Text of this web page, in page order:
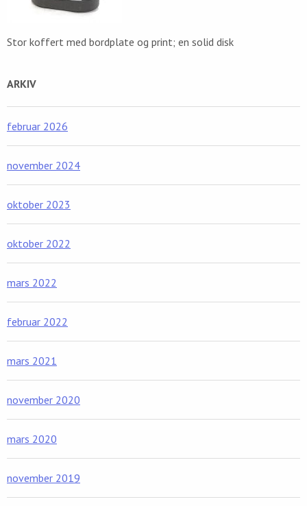
Stor koffert med bordplate og print; en solid disk
ARKIV
februar 2026
november 2024
oktober 2023
oktober 2022
mars 2022
februar 2022
mars 2021
november 2020
mars 2020
november 2019